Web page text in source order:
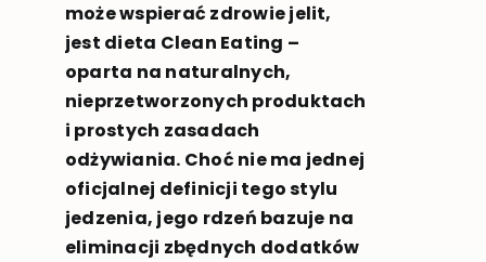
może wspierać zdrowie jelit,
jest dieta Clean Eating –
oparta na naturalnych,
nieprzetworzonych produktach
i prostych zasadach
odżywiania. Choć nie ma jednej
oficjalnej definicji tego stylu
jedzenia, jego rdzeń bazuje na
eliminacji zbędnych dodatków